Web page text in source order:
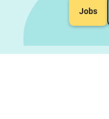
Jobs